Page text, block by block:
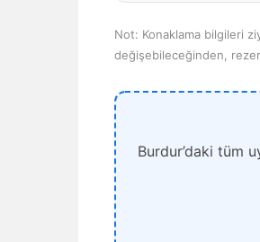
Not: Konaklama bilgileri
değişebileceğinden,
Burdur’daki tüm